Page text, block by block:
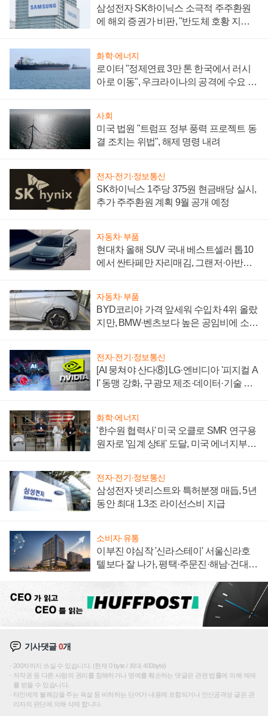
삼성전자 SK하이닉스 소극적 주주환원
에 해외 증권가 비판, "반도체 호황 지속
화학·에너지
로이터 "정제연료 3만 톤 한국에서 러시
아로 이동", 우크라이나의 공격에 수요 늘
사회
미국 법원 "트럼프 정부 풍력 프로젝트 동
결 조치는 위법", 해제 명령 내려
전자·전기·정보통신
SK하이닉스 1주당 375원 현금배당 실시,
추가 주주환원 계획 9월 공개 예정
자동차·부품
현대차 올해 SUV 국내 베스트셀러 톱10
에서 싼타페만 자리매김, 그랜저·아반떼
자동차·부품
BYD코리아 가격 앞세워 수입차 4위 올랐
지만, BMW·벤츠보다 높은 공임비에 소비
전자·전기·정보통신
[AI 뭉쳐야 산다⑧] LG·엔비디아 '피지컬 A
I' 동맹 강화, 구광모 제조·데이터·기술 결
화학·에너지
'한수원 협력사' 미국 오클로 SMR 연구용
원자로 '임계 상태' 도달, 미국 에너지부
전자·전기·정보통신
삼성전자 넷리스트와 특허분쟁 매듭, 5년
동안 최대 1.3조 라이선스비 지급
소비자·유통
이부진 야심작 '신라스테이' 서울신라호
텔보다 잘 나가, 평택·주문진·해남·건대로
기사댓글0개
200자까지 쓰실 수 있습니다. (현재 0 byte / 최대 400byte)
저작권 등 다른 사람의 권리를 침해하거나 명예를 훼손하는 댓글은 관련 법률에 의해 제재
를 받을 수 있습니다.
타인에게 불쾌감을 주는 욕설 등 비하하는 단어가 내용에 포함되거나 인신공격성 글은 관
리자의 판단에 의해 삭제 합니다.